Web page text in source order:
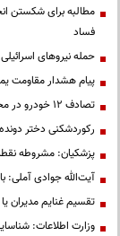
مطالبه برای شکستن
فساد
حمله نیروهای
پیام هشدار مقاومت
تصادف ۱۲ خودرو در محور یاسوج ـ اصفهان
رکوردشکنی دختر
پزشکیان: مشروطه
آیت‌الله جوادی آملی:
تقسیم غنایم مدیران